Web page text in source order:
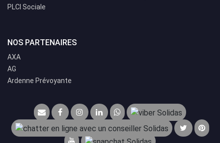
PLCI Sociale
NOS PARTENAIRES
AXA
AG
Ardenne Prévoyante